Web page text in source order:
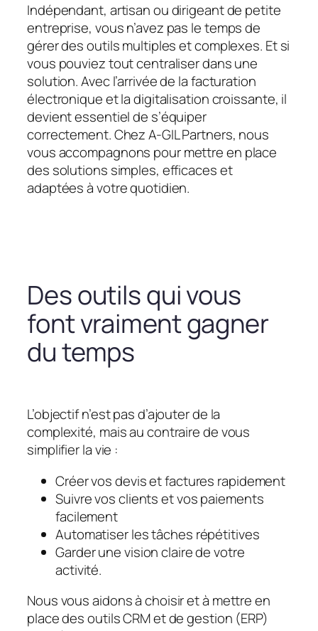
Indépendant, artisan ou dirigeant de petite
entreprise, vous n’avez pas le temps de
gérer des outils multiples et complexes. Et si
vous pouviez tout centraliser dans une
solution. Avec l’arrivée de la facturation
électronique et la digitalisation croissante, il
devient essentiel de s’équiper
correctement. Chez A-GIL Partners, nous
vous accompagnons pour mettre en place
des solutions simples, efficaces et
adaptées à votre quotidien.
Des outils qui vous
font vraiment gagner
du temps
L’objectif n’est pas d’ajouter de la
complexité, mais au contraire de vous
simplifier la vie :
Créer vos devis et factures rapidement
Suivre vos clients et vos paiements
facilement
Automatiser les tâches répétitives
Garder une vision claire de votre
activité.
Nous vous aidons à choisir et à mettre en
place des outils CRM et de gestion (ERP)